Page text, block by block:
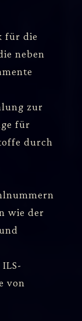
für die
neben
zur
für
durch
wie der
von